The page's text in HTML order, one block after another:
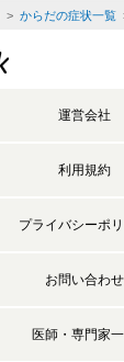
> からだの症状一覧
運営会社
利用規約
プライバシーポ
お問い合わせ
医師・専門家